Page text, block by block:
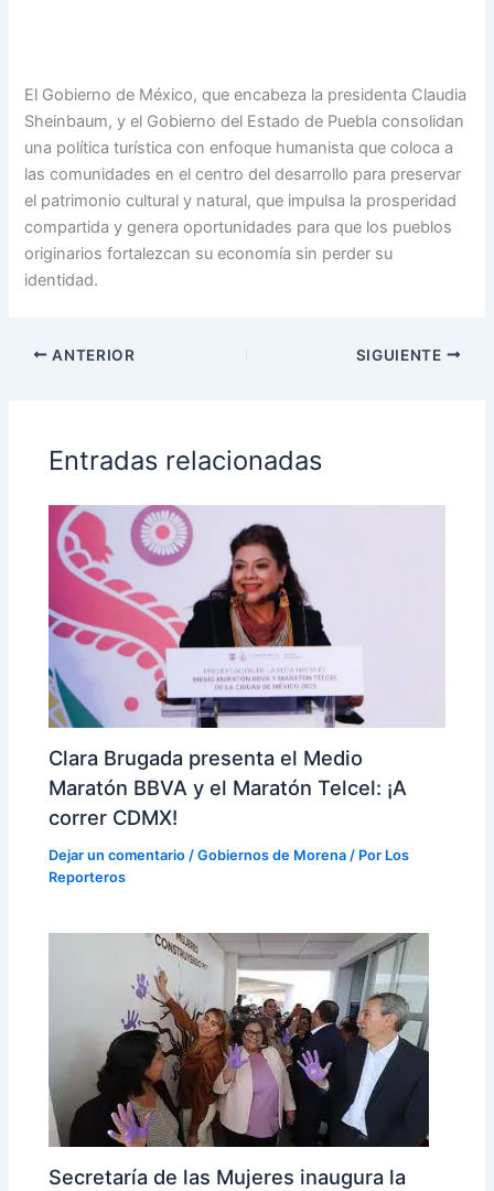
El Gobierno de México, que encabeza la presidenta Claudia
Sheinbaum, y el Gobierno del Estado de Puebla consolidan
una política turística con enfoque humanista que coloca a
las comunidades en el centro del desarrollo para preservar
el patrimonio cultural y natural, que impulsa la prosperidad
compartida y genera oportunidades para que los pueblos
originarios fortalezcan su economía sin perder su
identidad.
ANTERIOR SIGUIENTE
Entradas relacionadas
Clara Brugada presenta el Medio
Maratón BBVA y el Maratón Telcel: ¡A
correr CDMX!
Dejar un comentario /Gobiernos de Morena / Por Los
Reporteros
Secretaría de las Mujeres inaugura la